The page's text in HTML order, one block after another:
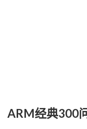
ARM经典300